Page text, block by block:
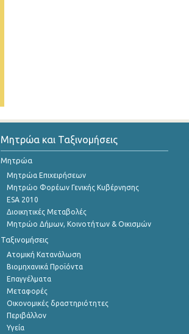
Μητρώα και Ταξινομήσεις
Μητρώα
Μητρώα Επιχειρήσεων
Μητρώο Φορέων Γενικής Κυβέρνησης
ESA 2010
Διοικητικές Μεταβολές
Μητρώο Δήμων, Κοινοτήτων & Οικισμών
Ταξινομήσεις
Ατομική Κατανάλωση
Βιομηχανικά Προϊόντα
Επαγγέλματα
Μεταφορές
Οικονομικές δραστηριότητες
Περιβάλλον
Υγεία